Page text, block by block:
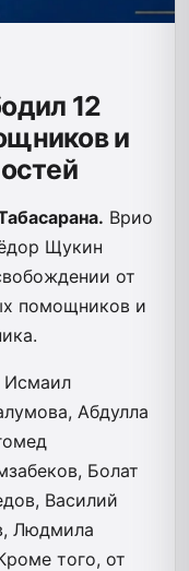
12
и
Врио
Щукин
от
помощников и
Исмаил
Абдулла
Болат
Василий
Людмила
того, от